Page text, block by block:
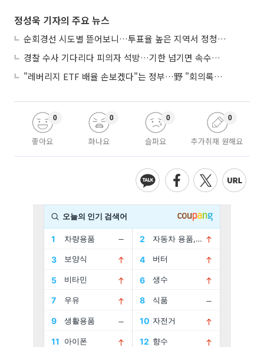
정성욱 기자의 주요 뉴스
순회경선 시도별 뜯어보니…투표율 높은 지역서 정청래 강세
경찰 수사 기다리다 피의자 석방…기한 넘기면 속수무책
"레버리지 ETF 배율 손보겠다"는 정부…野 "회의록부터 내놔야"
좋아요
0
화나요
0
슬퍼요
0
추가취재 원해요
0